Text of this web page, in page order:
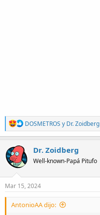
R
e
a
t
i
n
DOSMETROS y Dr. Zoidberg
Dr. Zoidberg
Well-known-Papá Pitufo
Mar 15, 2024
AntonioAA dijo: